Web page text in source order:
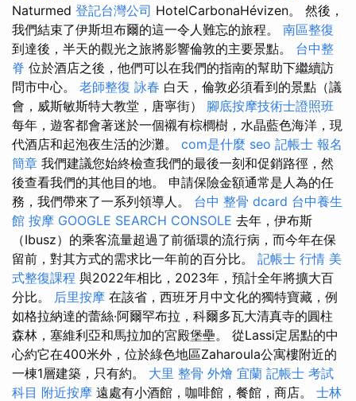
Naturmed 登記台灣公司 HotelCarbonaHévizen。 然後，
我們結束了伊斯坦布爾的這一令人難忘的旅程。 南區整復
到達後，半天的觀光之旅將影響倫敦的主要景點。 台中整
脊 位於酒店之後，他們可以在我們的指南的幫助下繼續訪
問市中心。 老師整復 詠春 白天，倫敦必須看到的景點（議
會，威斯敏斯特大教堂，唐寧街） 腳底按摩技術士證照班
每年，遊客都會著迷於一個襯有棕櫚樹，水晶藍色海洋，現
代酒店和起泡夜生活的沙灘。 com是什麼 seo 記帳士 報名
簡章 我們建議您始終檢查我們的最後一刻和促銷路徑，然
後查看我們的其他目的地。 申請保險金額通常是人為的任
務，我們帶來了一系列領導人。 台中 整骨 dcard 台中養生
館 按摩 GOOGLE SEARCH CONSOLE 去年，伊布斯
（Ibusz）的乘客流量超過了前循環的流行病，而今年在保
留前，對其方式的需求比一年前的百分比。 記帳士 行情 美
式整復課程 與2022年相比，2023年，預計全年將擴大百
分比。 后里按摩 在該省，西班牙月中文化的獨特寶藏，例
如格拉納達的蕾絲·阿爾罕布拉，科爾多瓦大清真寺的圓柱
森林，塞維利亞和馬拉加的宮殿堡壘。 從Lassi定居點的中
心約它在400米外，位於綠色地區Zaharoula公寓樓附近的
一棟1層建築，只有約。 大里 整骨 外燴 宜蘭 記帳士 考試
科目 附近按摩 遠處有小酒館，咖啡館，餐館，商店。 士林